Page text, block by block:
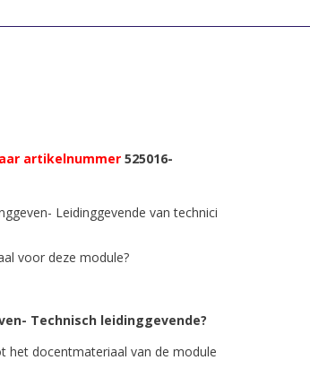
artikelnummer 525016-
Leidinggevende van technici
voor deze module?
Technisch leidinggevende?
het docentmateriaal van de module